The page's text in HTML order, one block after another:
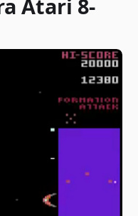
Atari 8-